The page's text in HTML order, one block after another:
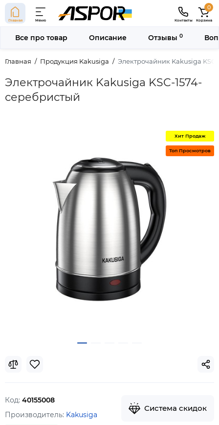
Главная Меню Контакты
0
Корзина
Главная Продукция Kakusiga Электрочайник Kakusiga
Электрочайник Kakusiga KSC-1574-
серебристый
Все про товар Описание Отзывы 0
Хит Продаж
Топ Просмотров
Код: 40155008
Производитель: Kakusiga
Система скидок